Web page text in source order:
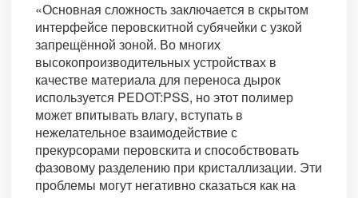
«Основная сложность заключается в скрытом
интерфейсе перовскитной субячейки с узкой
запрещённой зоной. Во многих
высокопроизводительных устройствах в
качестве материала для переноса дырок
используется PEDOT:PSS, но этот полимер
может впитывать влагу, вступать в
нежелательное взаимодействие с
прекурсорами перовскита и способствовать
фазовому разделению при кристаллизации. Эти
проблемы могут негативно сказаться как на